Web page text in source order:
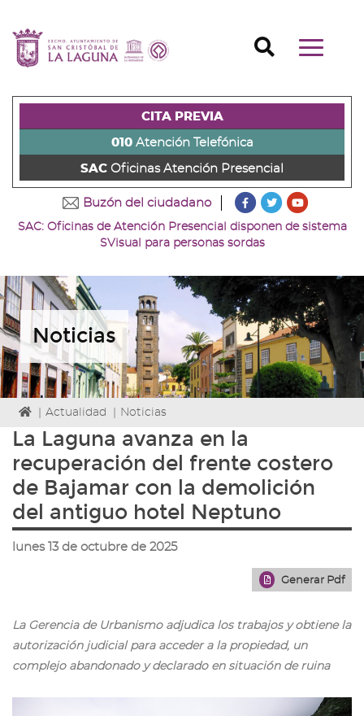
contenido
principal
página
s)
a
la
la
+
Ir
al
la
+
Ir
principal
u)
Mostrar/
Buscador
CITA PREVIA
010Atención Telefónica
SAC Oficinas Atención Presencial
Buzón del ciudadano
???
Ir
a
página
de
Facebook
???
Ir
página
de
Twitter
Ir
canal
de
Youtube
SAC: Oficinas de Atención Presencial disponen de sistema
SVisual para personas sordas
Noticias
Icono
Home
para
a
la
página
de
Actualidad Noticias
La Laguna avanza en la
recuperación del frente costero
de Bajamar con la demolición
del antiguo hotel Neptuno
lunes 13 de octubre de 2025
Generar Pdf
La Gerencia de Urbanismo adjudica los trabajos y obtiene la
autorización judicial para acceder a la propiedad, un
complejo abandonado y declarado en situación de ruina